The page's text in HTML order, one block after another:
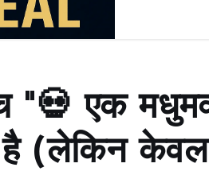
"💀 एक
है (लेकिन